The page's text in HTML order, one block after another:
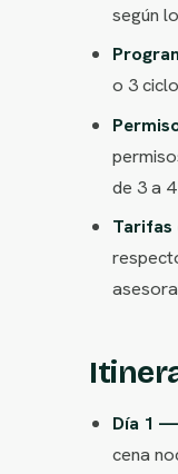
según
o 3
de 3 a
Tarifas
Día 1
cena